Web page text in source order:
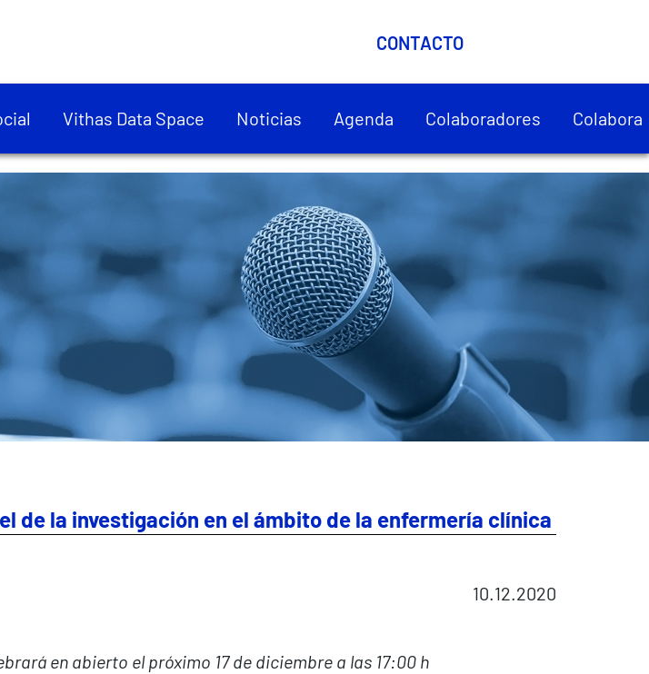
CONTACTO
Vithas Data Space Noticias Agenda Colaboradores Colabora
de la investigación en el ámbito de la enfermería clínica
10.12.2020
en abierto el próximo 17 de diciembre a las 17:00 h